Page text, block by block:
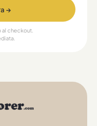
→
al checkout.